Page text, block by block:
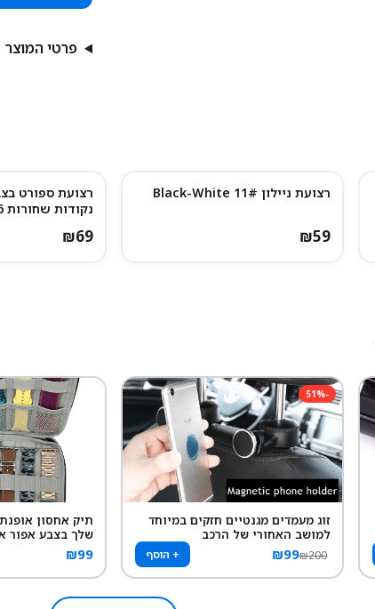
פרטי המוצר
רצועת ניילון 11# Black-White
₪59
רצועת ספורט
נקודות שחורות #16
₪69
-
51%
זוג מעמדים מגנטיים חזקים במיוחד
למושב האחורי של הרכב
₪99₪200 + הוסף
תיק אחסון
שלך בצבע אפור
₪99